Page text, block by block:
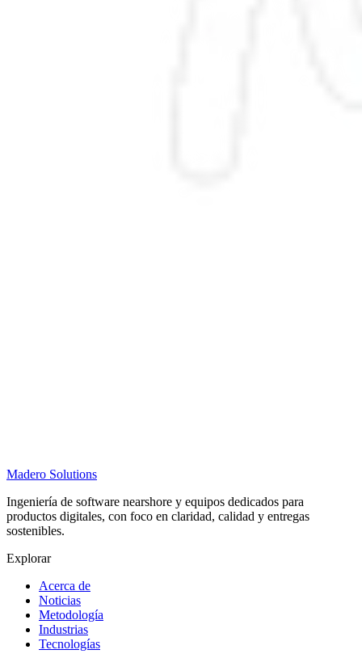
Madero Solutions
Ingeniería de software nearshore y equipos dedicados para
productos digitales, con foco en claridad, calidad y entregas
sostenibles.
Explorar
Acerca de
Noticias
Metodología
Industrias
Tecnologías